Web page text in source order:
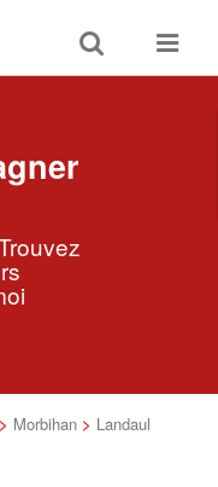
Toggle
search
Toggle
> Morbihan > Landaul